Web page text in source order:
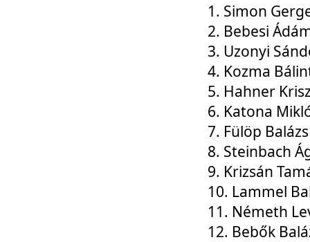
1. Simon
2. Bebesi
3. Uzonyi
4. Kozma
5. Hahner
6. Katona
7. Fülöp Balázs
8. Steinbach
9. Krizsán
10. Lammel
11. Németh
12. Bebők